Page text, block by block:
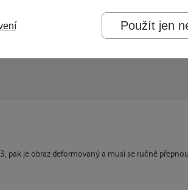
tak vysílá HBO. UPC několikrát proklamovalo, že
pak je obraz deformovaný a musí se ručně
Použít jen